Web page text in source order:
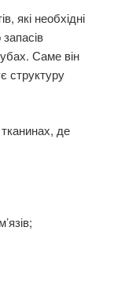
які необхідні
Саме він
структуру
де